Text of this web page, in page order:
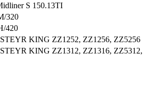
S 150.13TI
320
420
KING ZZ1252, ZZ1256, ZZ5256
KING ZZ1312, ZZ1316, ZZ5312,